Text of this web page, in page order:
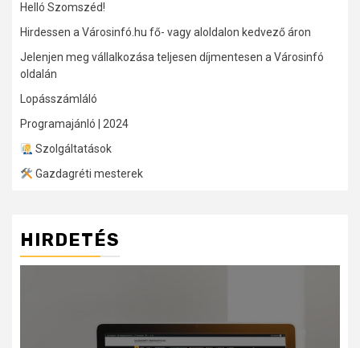
Helló Szomszéd!
Hirdessen a Városinfó.hu fő- vagy aloldalon kedvező áron
Jelenjen meg vállalkozása teljesen díjmentesen a Városinfó
oldalán
Lopásszámláló
Programajánló | 2024
Szolgáltatások
Gazdagréti mesterek
HIRDETÉS